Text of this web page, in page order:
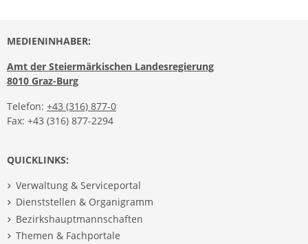
MEDIENINHABER:
Amt der Steiermärkischen Landesregierung
8010 Graz-Burg
Telefon: +43 (316) 877-0
Fax: +43 (316) 877-2294
QUICKLINKS:
Verwaltung & Serviceportal
Dienststellen & Organigramm
Bezirkshauptmannschaften
Themen & Fachportale